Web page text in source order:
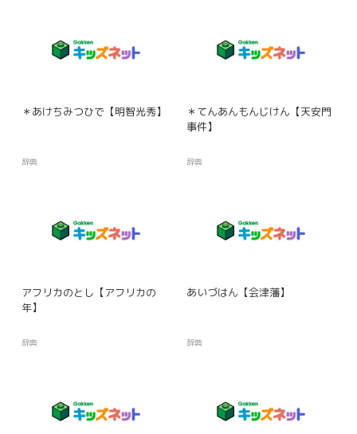
＊あけちみつひで【明智光秀】
辞典
＊てんあんもんじけん【天安門
事件】
辞典
アフリカのとし【アフリカの
年】
辞典
あいづはん【会津藩】
辞典